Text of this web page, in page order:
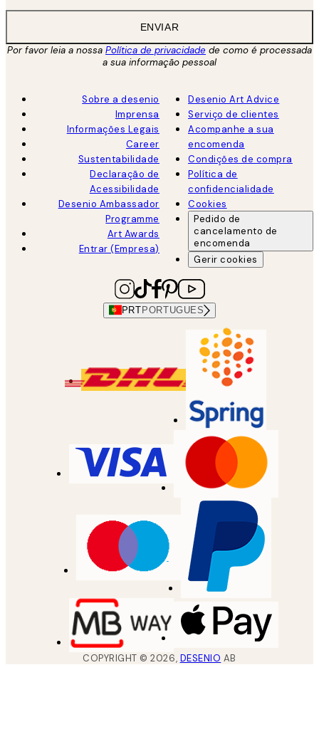
ENVIAR
Por favor leia a nossa Política de privacidade de como é processada
a sua informação pessoal
Sobre a desenio
Imprensa
Informações Legais
Career
Sustentabilidade
Declaração de
Acessibilidade
Desenio Ambassador
Programme
Art Awards
Entrar (Empresa)
Desenio Art Advice
Serviço de clientes
Acompanhe a sua
encomenda
Condições de compra
Política de
confidencialidade
Cookies
Pedido de
cancelamento de
encomenda
Gerir cookies
PRT PORTUGUES
COPYRIGHT ©2026, DESENIO AB